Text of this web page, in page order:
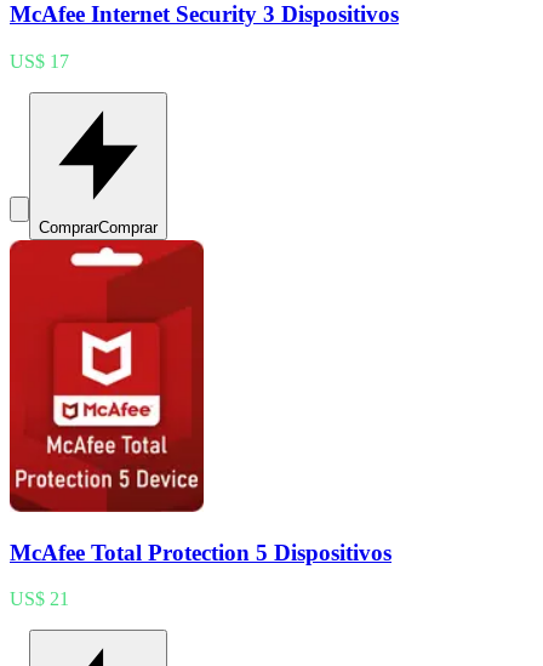
McAfee Internet Security 3 Dispositivos
US$ 17
ComprarComprar
McAfee Total Protection 5 Dispositivos
US$ 21